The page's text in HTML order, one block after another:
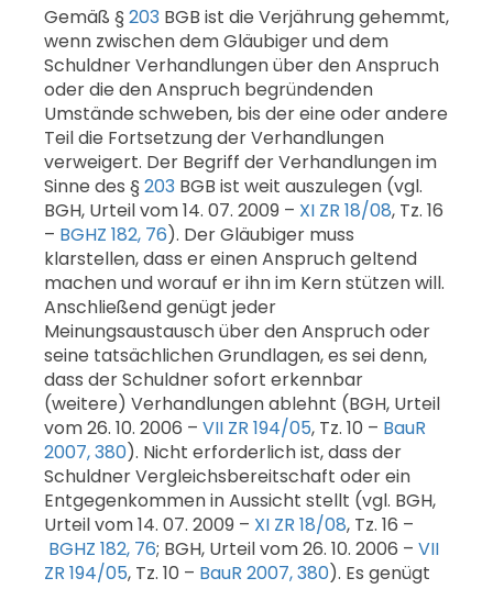
Gemäß § 203 BGB ist die Verjährung gehemmt,
wenn zwischen dem Gläubiger und dem
Schuldner Verhandlungen über den Anspruch
oder die den Anspruch begründenden
Umstände schweben, bis der eine oder andere
Teil die Fortsetzung der Verhandlungen
verweigert. Der Begriff der Verhandlungen im
Sinne des § 203 BGB ist weit auszulegen (vgl.
BGH, Urteil vom 14. 07. 2009 – XI ZR 18/08, Tz. 16
– BGHZ 182, 76). Der Gläubiger muss
klarstellen, dass er einen Anspruch geltend
machen und worauf er ihn im Kern stützen will.
Anschließend genügt jeder
Meinungsaustausch über den Anspruch oder
seine tatsächlichen Grundlagen, es sei denn,
dass der Schuldner sofort erkennbar
(weitere) Verhandlungen ablehnt (BGH, Urteil
vom 26. 10. 2006 – VII ZR 194/05, Tz. 10 – BauR
2007, 380). Nicht erforderlich ist, dass der
Schuldner Vergleichsbereitschaft oder ein
Entgegenkommen in Aussicht stellt (vgl. BGH,
Urteil vom 14. 07. 2009 – XI ZR 18/08, Tz. 16 –
BGHZ 182, 76; BGH, Urteil vom 26. 10. 2006 – VII
ZR 194/05, Tz. 10 – BauR 2007, 380). Es genügt